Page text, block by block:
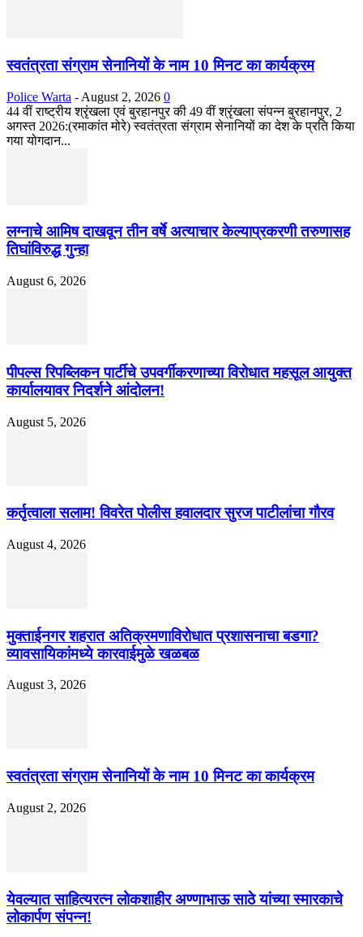
स्वतंत्रता संग्राम सेनानियों के नाम 10 मिनट का कार्यक्रम
Police Warta - August 2, 2026 0
44 वीं राष्ट्रीय श्रृंखला एवं बुरहानपुर की 49 वीं श्रृंखला संपन्न बुरहानपुर, 2
अगस्त 2026:(रमाकांत मोरे) स्वतंत्रता संग्राम सेनानियों का देश के प्रति किया
गया योगदान...
लग्नाचे आमिष दाखवून तीन वर्षे अत्याचार केल्याप्रकरणी तरुणासह
तिघांविरुद्ध गुन्हा
August 6, 2026
पीपल्स रिपब्लिकन पार्टीचे उपवर्गीकरणाच्या विरोधात महसूल आयुक्त
कार्यालयावर निदर्शने आंदोलन!
August 5, 2026
कर्तृत्वाला सलाम! विवरेत पोलीस हवालदार सुरज पाटीलांचा गौरव
August 4, 2026
मुक्ताईनगर शहरात अतिक्रमणाविरोधात प्रशासनाचा बडगा?
व्यावसायिकांमध्ये कारवाईमुळे खळबळ
August 3, 2026
स्वतंत्रता संग्राम सेनानियों के नाम 10 मिनट का कार्यक्रम
August 2, 2026
येवल्यात साहित्यरत्न लोकशाहीर अण्णाभाऊ साठे यांच्या स्मारकाचे
लोकार्पण संपन्न!